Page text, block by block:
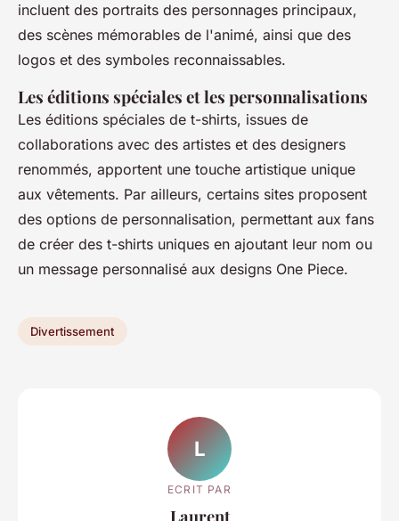
incluent des portraits des personnages principaux,
des scènes mémorables de l'animé, ainsi que des
logos et des symboles reconnaissables.
Les éditions spéciales et les personnalisations
Les éditions spéciales de t-shirts, issues de
collaborations avec des artistes et des designers
renommés, apportent une touche artistique unique
aux vêtements. Par ailleurs, certains sites proposent
des options de personnalisation, permettant aux fans
de créer des t-shirts uniques en ajoutant leur nom ou
un message personnalisé aux designs One Piece.
Divertissement
L
ECRIT PAR
Laurent